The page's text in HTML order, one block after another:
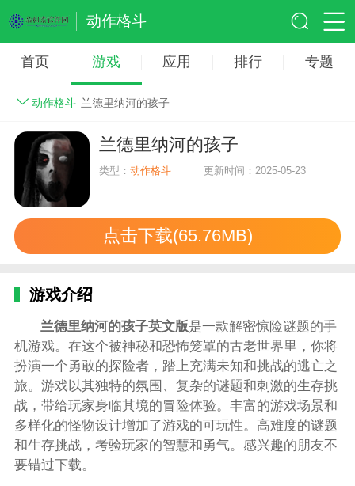
动作格斗
首页 游戏 应用 排行 专题
动作格斗 兰德里纳河的孩子
兰德里纳河的孩子
类型：动作格斗 更新时间：2025-05-23
点击下载(65.76MB)
游戏介绍
兰德里纳河的孩子英文版是一款解密惊险谜题的手
机游戏。在这个被神秘和恐怖笼罩的古老世界里，你将
扮演一个勇敢的探险者，踏上充满未知和挑战的逃亡之
旅。游戏以其独特的氛围、复杂的谜题和刺激的生存挑
战，带给玩家身临其境的冒险体验。丰富的游戏场景和
多样化的怪物设计增加了游戏的可玩性。高难度的谜题
和生存挑战，考验玩家的智慧和勇气。感兴趣的朋友不
要错过下载。